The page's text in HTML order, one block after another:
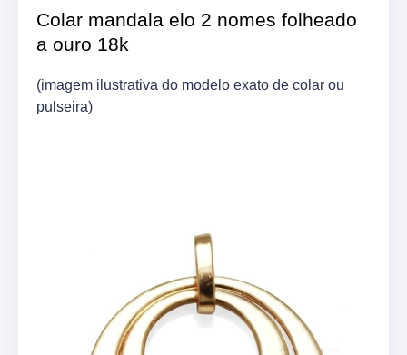
Colar mandala elo 2 nomes folheado
a ouro 18k
(imagem ilustrativa do modelo exato de colar ou
pulseira)